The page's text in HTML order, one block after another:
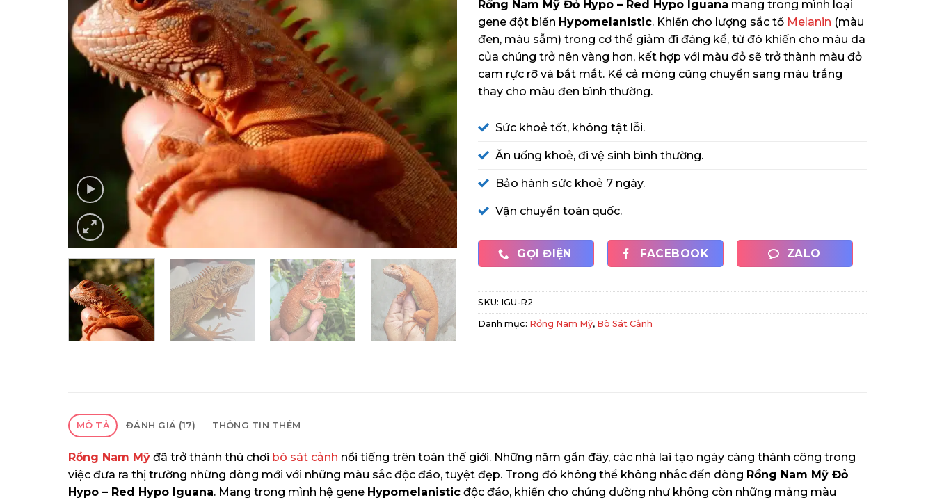
dựa trên
đánh giá
Rồng Nam Mỹ Đỏ Hypo – Red Hypo Iguana mang trong mình loại
gene đột biến Hypomelanistic. Khiến cho lượng sắc tố Melanin (màu
đen, màu sẫm) trong cơ thể giảm đi đáng kể, từ đó khiến cho màu da
của chúng trở nên vàng hơn, kết hợp với màu đỏ sẽ trở thành màu đỏ
cam rực rỡ và bắt mắt. Kể cả móng cũng chuyển sang màu trắng
thay cho màu đen bình thường.
Sức khoẻ tốt, không tật lỗi.
Ăn uống khoẻ, đi vệ sinh bình thường.
Bảo hành sức khoẻ 7 ngày.
Vận chuyển toàn quốc.
GỌI ĐIỆN FACEBOOK ZALO
SKU: IGU-R2
Danh mục: Rồng Nam Mỹ, Bò Sát Cảnh
MÔ TẢ ĐÁNH GIÁ (17) THÔNG TIN THÊM
Rồng Nam Mỹ đã trở thành thú chơi bò sát cảnh nổi tiếng trên toàn thế giới. Những năm gần đây, các nhà lai tạo ngày càng thành công trong
việc đưa ra thị trường những dòng mới với những màu sắc độc đáo, tuyệt đẹp. Trong đó không thể không nhắc đến dòng Rồng Nam Mỹ Đỏ
Hypo – Red Hypo Iguana. Mang trong mình hệ gene Hypomelanistic độc đáo, khiến cho chúng dường như không còn những mảng màu